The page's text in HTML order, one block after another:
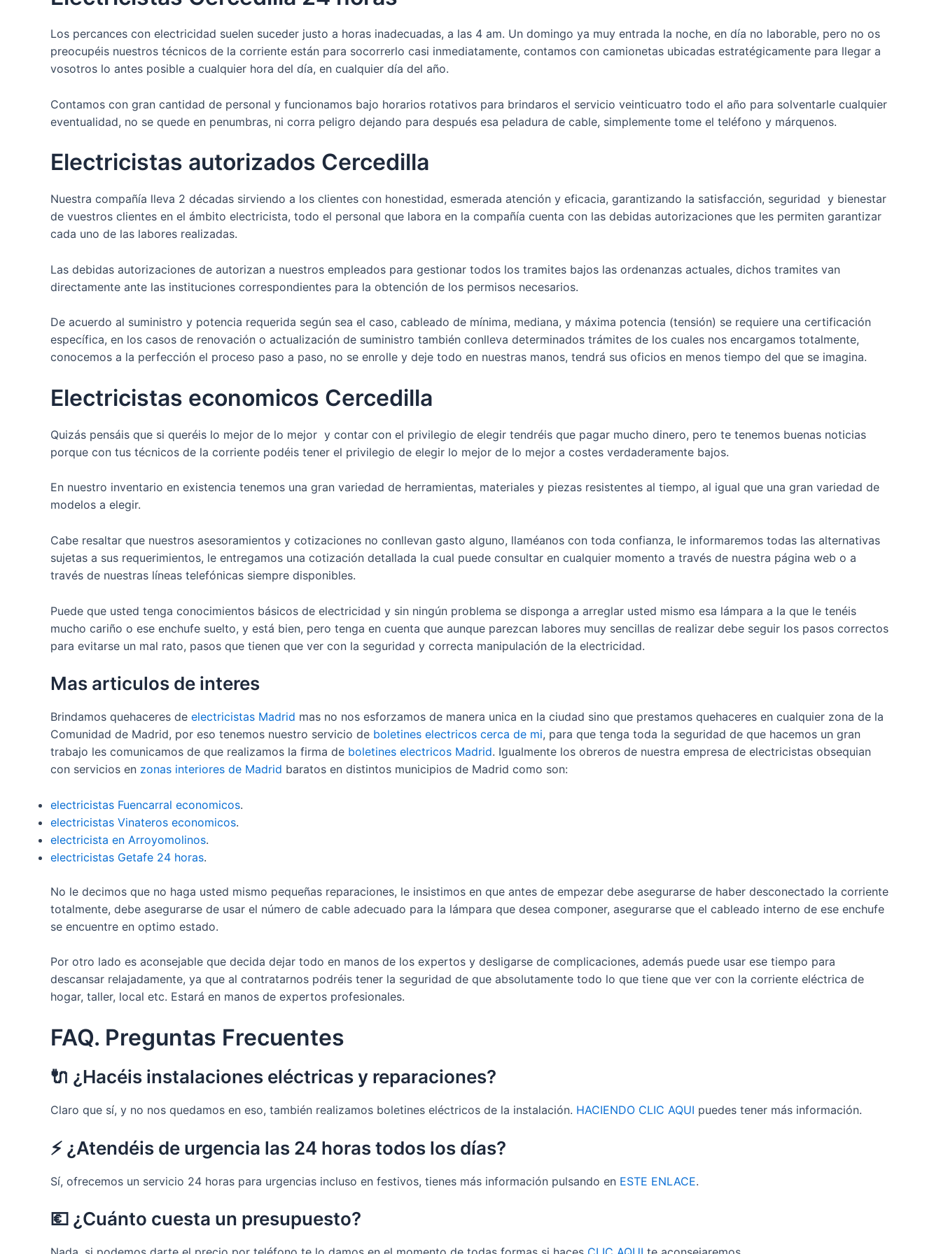
Los percances con electricidad suelen suceder justo a horas inadecuadas, a las 4 am. Un domingo ya muy entrada la noche, en día no laborable, pero no os
preocupéis nuestros técnicos de la corriente están para socorrerlo casi inmediatamente, contamos con camionetas ubicadas estratégicamente para llegar a
vosotros lo antes posible a cualquier hora del día, en cualquier día del año.
Contamos con gran cantidad de personal y funcionamos bajo horarios rotativos para brindaros el servicio veinticuatro todo el año para solventarle cualquier
eventualidad, no se quede en penumbras, ni corra peligro dejando para después esa peladura de cable, simplemente tome el teléfono y márquenos.
Electricistas autorizados Cercedilla
Nuestra compañía lleva 2 décadas sirviendo a los clientes con honestidad, esmerada atención y eficacia, garantizando la satisfacción, seguridad y bienestar
de vuestros clientes en el ámbito electricista, todo el personal que labora en la compañía cuenta con las debidas autorizaciones que les permiten garantizar
cada uno de las labores realizadas.
Las debidas autorizaciones de autorizan a nuestros empleados para gestionar todos los tramites bajos las ordenanzas actuales, dichos tramites van
directamente ante las instituciones correspondientes para la obtención de los permisos necesarios.
De acuerdo al suministro y potencia requerida según sea el caso, cableado de mínima, mediana, y máxima potencia (tensión) se requiere una certificación
específica, en los casos de renovación o actualización de suministro también conlleva determinados trámites de los cuales nos encargamos totalmente,
conocemos a la perfección el proceso paso a paso, no se enrolle y deje todo en nuestras manos, tendrá sus oficios en menos tiempo del que se imagina.
Electricistas economicos Cercedilla
Quizás pensáis que si queréis lo mejor de lo mejor y contar con el privilegio de elegir tendréis que pagar mucho dinero, pero te tenemos buenas noticias
porque con tus técnicos de la corriente podéis tener el privilegio de elegir lo mejor de lo mejor a costes verdaderamente bajos.
En nuestro inventario en existencia tenemos una gran variedad de herramientas, materiales y piezas resistentes al tiempo, al igual que una gran variedad de
modelos a elegir.
Cabe resaltar que nuestros asesoramientos y cotizaciones no conllevan gasto alguno, llaméanos con toda confianza, le informaremos todas las alternativas
sujetas a sus requerimientos, le entregamos una cotización detallada la cual puede consultar en cualquier momento a través de nuestra página web o a
través de nuestras líneas telefónicas siempre disponibles.
Puede que usted tenga conocimientos básicos de electricidad y sin ningún problema se disponga a arreglar usted mismo esa lámpara a la que le tenéis
mucho cariño o ese enchufe suelto, y está bien, pero tenga en cuenta que aunque parezcan labores muy sencillas de realizar debe seguir los pasos correctos
para evitarse un mal rato, pasos que tienen que ver con la seguridad y correcta manipulación de la electricidad.
Mas articulos de interes
Brindamos quehaceres de electricistas Madrid mas no nos esforzamos de manera unica en la ciudad sino que prestamos quehaceres en cualquier zona de la
Comunidad de Madrid, por eso tenemos nuestro servicio de boletines electricos cerca de mi, para que tenga toda la seguridad de que hacemos un gran
trabajo les comunicamos de que realizamos la firma de boletines electricos Madrid. Igualmente los obreros de nuestra empresa de electricistas obsequian
con servicios en zonas interiores de Madrid baratos en distintos municipios de Madrid como son:
electricistas Fuencarral economicos.
electricistas Vinateros economicos.
electricista en Arroyomolinos.
electricistas Getafe 24 horas.
No le decimos que no haga usted mismo pequeñas reparaciones, le insistimos en que antes de empezar debe asegurarse de haber desconectado la corriente
totalmente, debe asegurarse de usar el número de cable adecuado para la lámpara que desea componer, asegurarse que el cableado interno de ese enchufe
se encuentre en optimo estado.
Por otro lado es aconsejable que decida dejar todo en manos de los expertos y desligarse de complicaciones, además puede usar ese tiempo para
descansar relajadamente, ya que al contratarnos podréis tener la seguridad de que absolutamente todo lo que tiene que ver con la corriente eléctrica de
hogar, taller, local etc. Estará en manos de expertos profesionales.
FAQ. Preguntas Frecuentes
🔌 ¿Hacéis instalaciones eléctricas y reparaciones?
Claro que sí, y no nos quedamos en eso, también realizamos boletines eléctricos de la instalación. HACIENDO CLIC AQUI puedes tener más información.
⚡ ¿Atendéis de urgencia las 24 horas todos los días?
Sí, ofrecemos un servicio 24 horas para urgencias incluso en festivos, tienes más información pulsando en ESTE ENLACE.
💶 ¿Cuánto cuesta un presupuesto?